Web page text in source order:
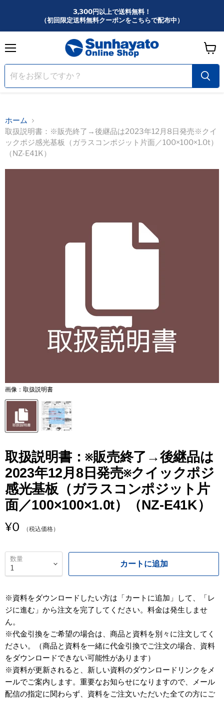
3,300円以上で送料無料！
（初回限定送料無料クーポンをこちらで配布中）
ニ
ュ
ー
ー
ト
を
ホーム
取扱説明書：※販売終了→後継品は2023年12月8日発売※クイ
ックポジ感光基板（ガラスコンポジット片面／100×100×1.0t）
（NZ-E41K）
画像：取扱説明書
取扱説明書：※販売終了→後継品は
2023年12月8日発売※クイックポジ
感光基板（ガラスコンポジット片
面／100×100×1.0t）（NZ-E41K）
¥0 （税込価格）
数量
カートに追加
※資料をダウンロードしたい方は「カートに追加」して、「レ
ジに進む」から注文を完了してください。料金は発生しませ
ん。
※代金引換をご希望の場合は、商品と資料を別々に注文してく
ださい。（商品と資料を一緒に代金引換でご注文の場合、資料
をダウンロードできない可能性があります）
※資料が更新されると、新しい資料のダウンロードリンクをメ
ールでご案内します。重要なお知らせになりますので、メール
配信の指定に関わらず、資料をご注文いただいた全ての方にご